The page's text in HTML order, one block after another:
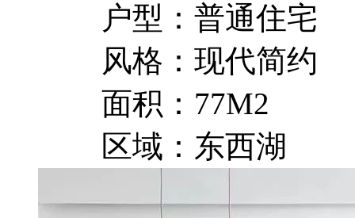
户型：普通住宅
风格：现代简约
面积：77M2
区域：东西湖